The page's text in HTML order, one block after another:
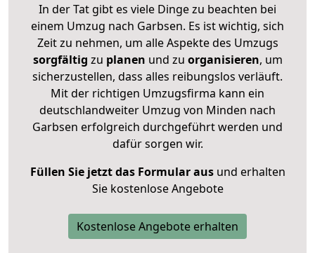
In der Tat gibt es viele Dinge zu beachten bei
einem Umzug nach Garbsen. Es ist wichtig, sich
Zeit zu nehmen, um alle Aspekte des Umzugs
sorgfältig zu planen und zu organisieren, um
sicherzustellen, dass alles reibungslos verläuft.
Mit der richtigen Umzugsfirma kann ein
deutschlandweiter Umzug von Minden nach
Garbsen erfolgreich durchgeführt werden und
dafür sorgen wir.
Füllen Sie jetzt das Formular ausund erhalten
Sie kostenlose Angebote
Kostenlose Angebote erhalten